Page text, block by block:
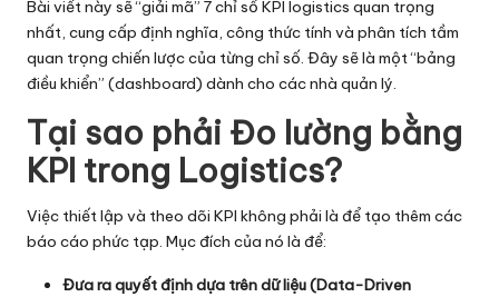
o
g
is
ti
c
s
Bài viết này sẽ “giải mã” 7 chỉ số KPI logistics quan trọng
nhất, cung cấp định nghĩa, công thức tính và phân tích tầm
quan trọng chiến lược của từng chỉ số. Đây sẽ là một “bảng
điều khiển” (dashboard) dành cho các nhà quản lý.
Tại sao phải Đo lường bằng
KPI trong Logistics?
Việc thiết lập và theo dõi KPI không phải là để tạo thêm các
báo cáo phức tạp. Mục đích của nó là để:
Đưa ra quyết định dựa trên dữ liệu (Data-Driven